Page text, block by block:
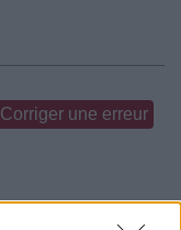
Corriger une erreur